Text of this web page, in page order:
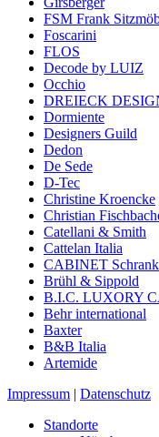
FSM Frank
Foscarini
FLOS
Decode by LUIZ
Occhio
DREIECK
Dormiente
Designers Guild
Dedon
De Sede
D-Tec
Christine Kroencke
Christian
Catellani & Smith
Cattelan Italia
CABINET
Brühl & Sippold
B.I.C. LUXORY
Behr international
Baxter
B&B Italia
Artemide
Impressum | Datenschutz
Standorte